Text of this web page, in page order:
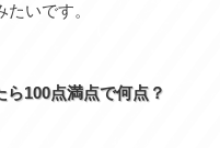
いです。
100点満点で何点？